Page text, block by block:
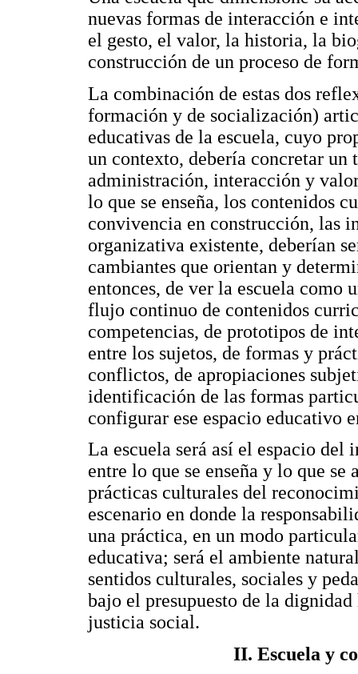
nuevas formas de interacción e
el gesto, el valor, la historia, la
construcción de un proceso de
La combinación de estas dos
formación y de socialización)
educativas de la escuela, cuyo
un contexto, debería concretar
administración, interacción y
lo que se enseña, los contenidos
convivencia en construcción, las
organizativa existente, deberían
cambiantes que orientan y
entonces, de ver la escuela como
flujo continuo de contenidos
competencias, de prototipos de
entre los sujetos, de formas y
conflictos, de apropiaciones
identificación de las formas
configurar ese espacio educativo
La escuela será así el espacio
entre lo que se enseña y lo que
prácticas culturales del
escenario en donde la
una práctica, en un modo
educativa; será el ambiente
sentidos culturales, sociales y
bajo el presupuesto de la
justicia social.
II. Escuela y